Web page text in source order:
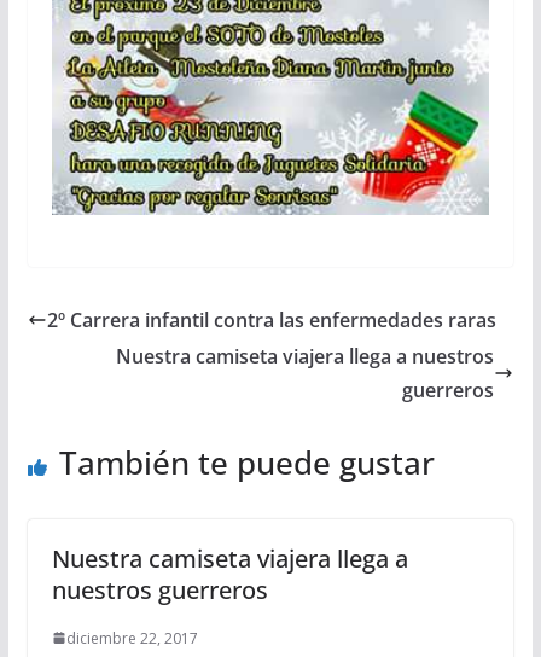
2º Carrera infantil contra las enfermedades raras
Nuestra camiseta viajera llega a nuestros
guerreros
También te puede gustar
Nuestra camiseta viajera llega a
nuestros guerreros
diciembre 22, 2017